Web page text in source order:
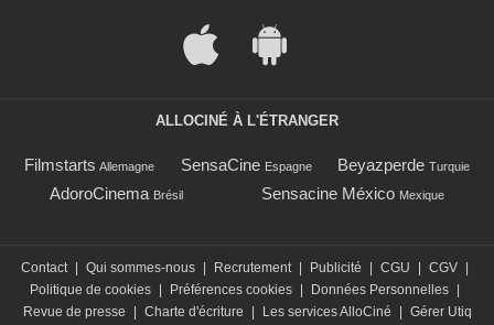
ALLOCINÉ À L'ÉTRANGER
Filmstarts Allemagne SensaCine Espagne Beyazperde Turquie
AdoroCinema Brésil Sensacine México Mexique
Contact | Qui sommes-nous | Recrutement | Publicité | CGU | CGV |
Politique de cookies | Préférences cookies | Données Personnelles |
Revue de presse
| Charte d'écriture | Les services AlloCiné | Gérer Utiq